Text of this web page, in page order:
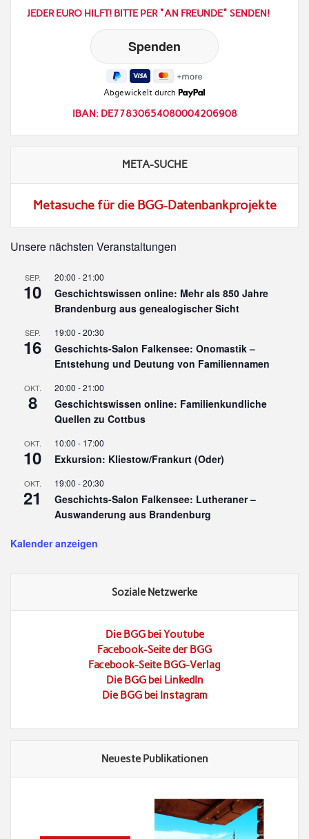
JEDER EURO HILFT! BITTE PER "AN FREUNDE" SENDEN!
Abgewickelt durch
IBAN: DE77830654080004206908
META-SUCHE
Metasuche für die BGG-Datenbankprojekte
Unsere nächsten Veranstaltungen
SEP.
10
20:00 -21:00
Geschichtswissen online: Mehr als 850 Jahre
Brandenburg aus genealogischer Sicht
SEP.
16
19:00 -20:30
Geschichts-Salon Falkensee: Onomastik –
Entstehung und Deutung von Familiennamen
OKT.
8
20:00 -21:00
Geschichtswissen online: Familienkundliche
Quellen zu Cottbus
OKT.
10
10:00 - 17:00
Exkursion: Kliestow/Frankurt (Oder)
OKT.
21
19:00 -20:30
Geschichts-Salon Falkensee: Lutheraner –
Auswanderung aus Brandenburg
Kalender anzeigen
Soziale Netzwerke
Die BGG bei Youtube
Facebook-Seite der BGG
Facebook-Seite BGG-Verlag
Die BGG bei LinkedIn
Die BGG bei Instagram
Neueste Publikationen